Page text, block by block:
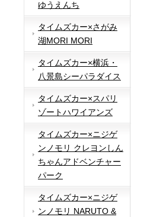
ゆうえんち
タイムズカー×さがみ
湖MORI MORI
タイムズカー×横浜・
八景島シーパラダイス
タイムズカー×スパリ
ゾートハワイアンズ
タイムズカー×ニジゲ
ンノモリ クレヨンしん
ちゃんアドベンチャー
パーク
タイムズカー×ニジゲ
ンノモリ NARUTO &